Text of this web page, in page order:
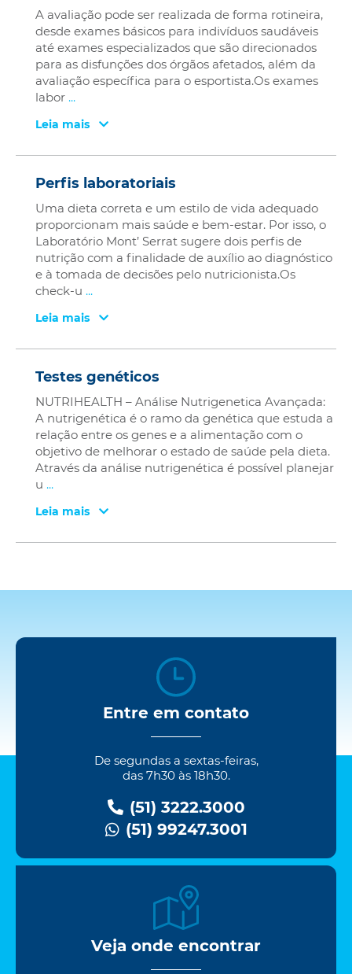
A avaliação pode ser realizada de forma rotineira,
desde exames básicos para indivíduos saudáveis
até exames especializados que são direcionados
para as disfunções dos órgãos afetados, além da
avaliação específica para o esportista.Os exames
labor ...
Leia mais
Perfis laboratoriais
Uma dieta correta e um estilo de vida adequado
proporcionam mais saúde e bem-estar. Por isso, o
Laboratório Mont’ Serrat sugere dois perfis de
nutrição com a finalidade de auxílio ao diagnóstico
e à tomada de decisões pelo nutricionista.Os
check-u ...
Leia mais
Testes genéticos
NUTRIHEALTH – Análise Nutrigenetica Avançada:
A nutrigenética é o ramo da genética que estuda a
relação entre os genes e a alimentação com o
objetivo de melhorar o estado de saúde pela dieta.
Através da análise nutrigenética é possível planejar
u ...
Leia mais
Entre em contato
De segundas a sextas-feiras,
das 7h30 às 18h30.
(51) 3222.3000
(51) 99247.3001
Veja onde encontrar